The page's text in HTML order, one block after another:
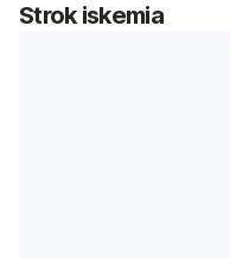
Strok iskemia